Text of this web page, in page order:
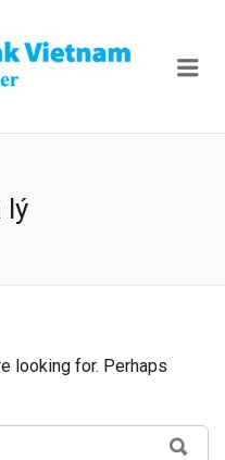
lý
looking for. Perhaps